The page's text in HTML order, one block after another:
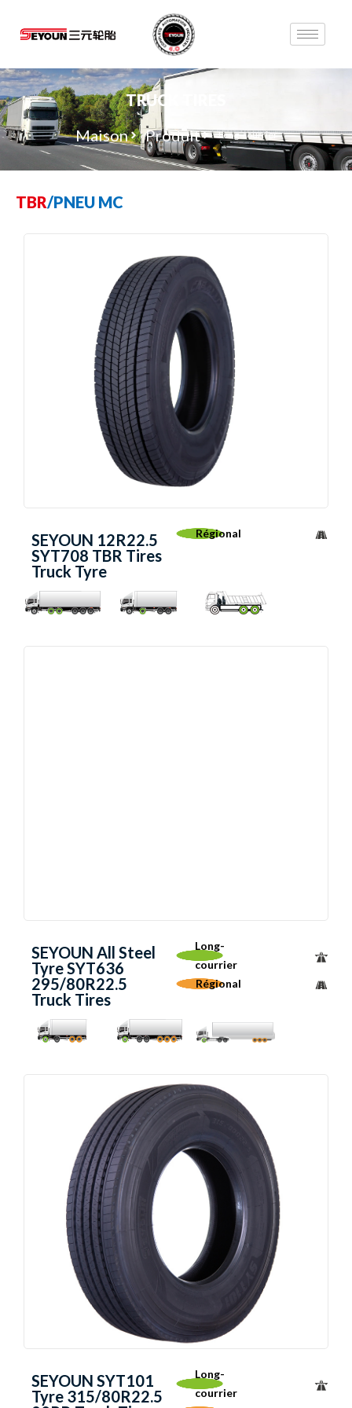
TRUCK TIRES
Maison
Produit Long-courrier
TBR/PNEU MC
SEYOUN 12R22.5
SYT708 TBR Tires
Truck Tyre
Régional
SEYOUN All Steel
Tyre SYT636
295/80R22.5
Truck Tires
Long-
courrier
Régional
SEYOUN SYT101
Tyre 315/80R22.5
Long-
courrier